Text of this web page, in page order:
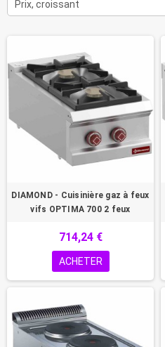
Prix, croissant
DIAMOND - Cuisinière gaz à feux
vifs OPTIMA 700 2 feux
714,24 €
ACHETER